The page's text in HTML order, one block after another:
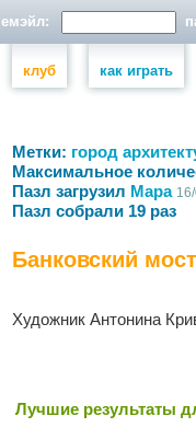
емэйл:
клуб как играть
Метки: город
Максимальное
Пазл загрузил Мара
Пазл собрали 19 раз
Банковский
Художник Антонина
Лучшие результаты